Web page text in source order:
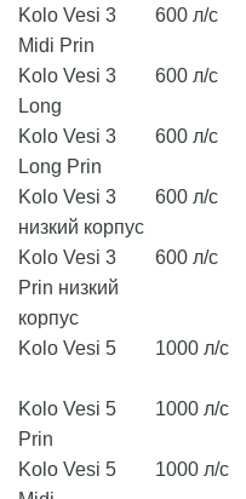
Kolo Vesi 3
Midi Prin
600 л/с
Kolo Vesi 3
Long
600 л/с
Kolo Vesi 3
Long Prin
600 л/с
Kolo Vesi 3
низкий корпус
600 л/с
Kolo Vesi 3
Prin низкий
корпус
600 л/с
Kolo Vesi 5 1000 л/с
Kolo Vesi 5
Prin
1000 л/с
Kolo Vesi 5
1000 л/с